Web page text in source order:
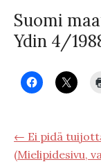
Suomi
Ydin 4/
← Ei pidä
(Mielipidesivu,